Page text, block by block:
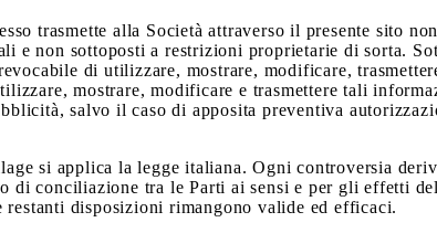
trasmette alla Società attraverso il presente sito
non sottoposti a restrizioni proprietarie di sorta.
di utilizzare, mostrare, modificare,
mostrare, modificare e trasmettere tali
salvo il caso di apposita preventiva
si applica la legge italiana. Ogni controversia
di conciliazione tra le Parti ai sensi e per gli effetti
disposizioni rimangono valide ed efficaci.